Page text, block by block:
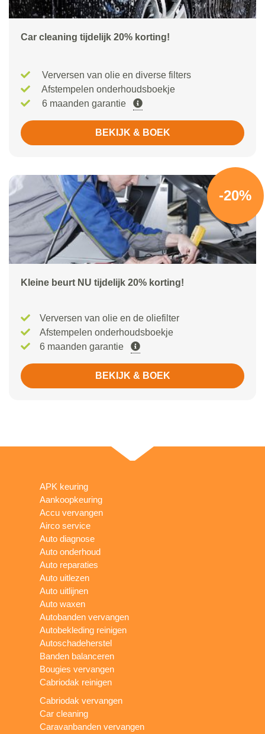
Car cleaning tijdelijk 20% korting!
Verversen van olie en diverse filters
Afstempelen onderhoudsboekje
6 maanden garantie
BEKIJK & BOEK
-20%
Kleine beurt NU tijdelijk 20% korting!
Verversen van olie en de oliefilter
Afstempelen onderhoudsboekje
6 maanden garantie
BEKIJK & BOEK
APK keuring
Aankoopkeuring
Accu vervangen
Airco service
Auto diagnose
Auto onderhoud
Auto reparaties
Auto uitlezen
Auto uitlijnen
Auto waxen
Autobanden vervangen
Autobekleding reinigen
Autoschadeherstel
Banden balanceren
Bougies vervangen
Cabriodak reinigen
Cabriodak vervangen
Car cleaning
Caravanbanden vervangen